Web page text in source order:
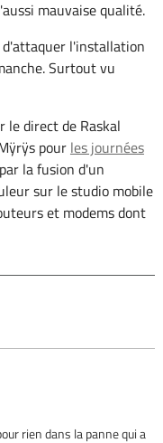
mauvaise qualité.
d'attaquer l'installation
Surtout vu
le direct de Raskal
pour les journées
la fusion d'un
sur le studio mobile
et modems dont
rien dans la panne qui a